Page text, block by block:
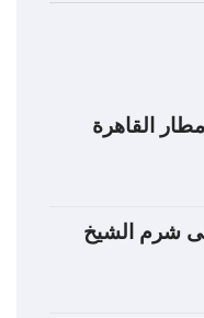
القاهرة
شرم الشيخ